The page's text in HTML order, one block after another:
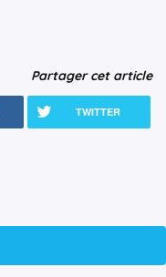
Partager cet article
TWITTER